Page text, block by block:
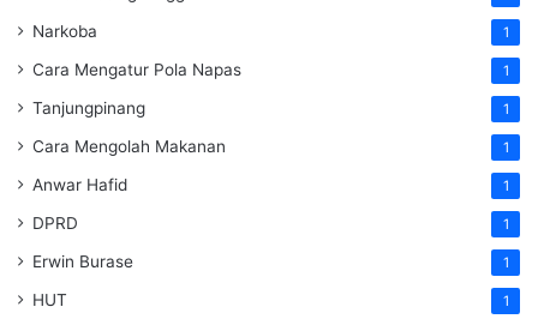
Narkoba 1
Cara Mengatur Pola Napas 1
Tanjungpinang 1
Cara Mengolah Makanan 1
Anwar Hafid 1
DPRD 1
Erwin Burase 1
HUT 1